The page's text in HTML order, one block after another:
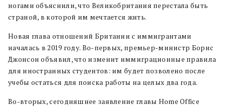
ногами объяснили, что Великобритания перестала быть
страной, в которой им мечтается жить.
Новая глава отношений Британии с иммигрантами
началась в 2019 году. Во-первых, премьер-министр Борис
Джонсон объявил, что изменит иммиграционные правила
для иностранных студентов: им будет позволено после
учебы остаться для поиска работы на целых два года.
Во-вторых, сегодняшнее заявление главы Home Office